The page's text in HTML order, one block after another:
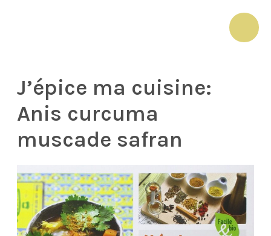
J’épice ma cuisine:
Anis curcuma
muscade safran